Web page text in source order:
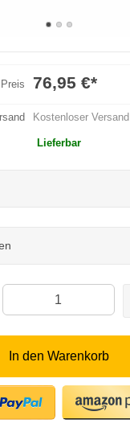
Preis 76,95 €*
Kostenloser Versand
Lieferbar
In den Warenkorb